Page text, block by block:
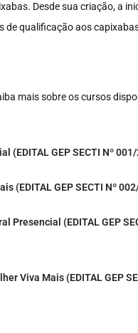
Desde sua criação, a
de qualificação aos
mais sobre os cursos
(EDITAL GEP SECTI Nº
(EDITAL GEP SECTI Nº
Presencial (EDITAL GEP
Viva Mais (EDITAL GEP